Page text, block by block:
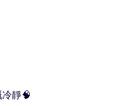
靜🧠